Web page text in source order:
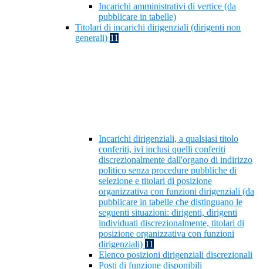
Incarichi amministrativi di vertice (da
pubblicare in tabelle)
Titolari di incarichi dirigenziali (dirigenti non
generali) 11
Incarichi dirigenziali, a qualsiasi titolo
conferiti, ivi inclusi quelli conferiti
discrezionalmente dall'organo di indirizzo
politico senza procedure pubbliche di
selezione e titolari di posizione
organizzativa con funzioni dirigenziali (da
pubblicare in tabelle che distinguano le
seguenti situazioni: dirigenti, dirigenti
individuati discrezionalmente, titolari di
posizione organizzativa con funzioni
dirigenziali) 11
Elenco posizioni dirigenziali discrezionali
Posti di funzione disponibili